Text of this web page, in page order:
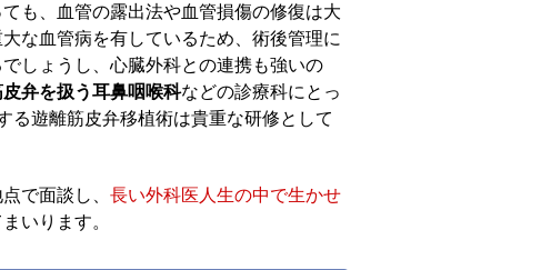
ても、血管の露出法や血管損傷の修復は大
な血管病を有しているため、術後管理に
しょうし、心臓外科との連携も強いの
弁を扱う耳鼻咽喉科などの診療科にとっ
る遊離筋皮弁移植術は貴重な研修として
で面談し、 長い外科医人生の中で生かせ
いります。